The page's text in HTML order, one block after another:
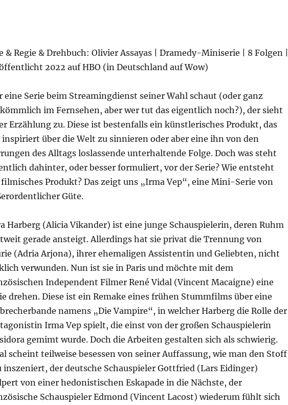
& Regie & Drehbuch: Olivier Assayas | Dramedy-Miniserie | 8 Folgen |
2022 auf HBO (in Deutschland auf Wow)
eine Serie beim Streamingdienst seiner Wahl schaut (oder ganz
im Fernsehen, aber wer tut das eigentlich noch?), der sieht
Erzählung zu. Diese ist bestenfalls ein künstlerisches Produkt, das
über die Welt zu sinnieren oder aber eine ihn von den
des Alltags loslassende unterhaltende Folge. Doch was steht
dahinter, oder besser formuliert, vor der Serie? Wie entsteht
Produkt? Das zeigt uns „Irma Vep“, eine Mini-Serie von
Güte.
Harberg (Alicia Vikander) ist eine junge Schauspielerin, deren Ruhm
gerade ansteigt. Allerdings hat sie privat die Trennung von
(Adria Arjona), ihrer ehemaligen Assistentin und Geliebten, nicht
verwunden. Nun ist sie in Paris und möchte mit dem
Independent Filmer René Vidal (Vincent Macaigne) eine
drehen. Diese ist ein Remake eines frühen Stummfilms über eine
namens „Die Vampire“, in welcher Harberg die Rolle der
Irma Vep spielt, die einst von der großen Schauspielerin
gemimt wurde. Doch die Arbeiten gestalten sich als schwierig.
scheint teilweise besessen von seiner Auffassung, wie man den Stoff
inszeniert, der deutsche Schauspieler Gottfried (Lars Eidinger)
von einer hedonistischen Eskapade in die Nächste, der
Schauspieler Edmond (Vincent Lacost) wiederum fühlt sich